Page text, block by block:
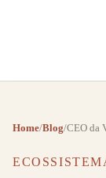
Home/Blog/CEO da